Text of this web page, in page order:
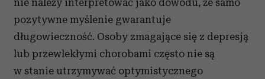
nie należy interpretować jako dowodu, że samo
pozytywne myślenie gwarantuje
długowieczność. Osoby zmagające się z depresją
lub przewlekłymi chorobami często nie są
w stanie utrzymywać optymistycznego